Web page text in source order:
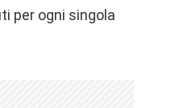
per ogni singola